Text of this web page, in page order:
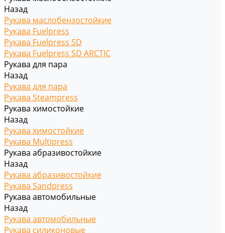
Назад
Рукава маслобензостойкие
Рукава Fuelpress
Рукава Fuelpress SD
Рукава Fuelpress SD ARCTIC
Рукава для пара
Назад
Рукава для пара
Рукава Steampress
Рукава химостойкие
Назад
Рукава химостойкие
Рукава Multipress
Рукава абразивостойкие
Назад
Рукава абразивостойкие
Рукава Sandpress
Рукава автомобильные
Назад
Рукава автомобильные
Рукава силиконовые